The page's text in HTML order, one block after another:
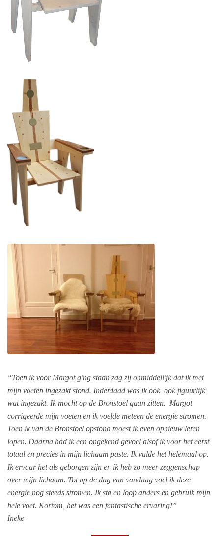
“Toen ik voor Margot ging staan zag zij onmiddellijk dat ik met
mijn voeten ingezakt stond. Inderdaad was ik ook ook figuurlijk
wat ingezakt. Ik mocht op de Bronstoel gaan zitten. Margot
corrigeerde mijn voeten en ik voelde meteen de energie stromen.
Toen ik van de Bronstoel opstond moest ik even opnieuw leren
lopen. Daarna had ik een ongekend gevoel alsof ik voor het eerst
totaal en precies in mijn lichaam paste. Ik vulde het helemaal op.
Ik ervaar het als geborgen zijn en ik heb zo meer zeggenschap
over mijn lichaam. Tot op de dag van vandaag voel ik deze
energie nog steeds stromen. Ik sta en loop anders en gebruik mijn
hele voet. Kortom, het was een fantastische ervaring!”
Ineke